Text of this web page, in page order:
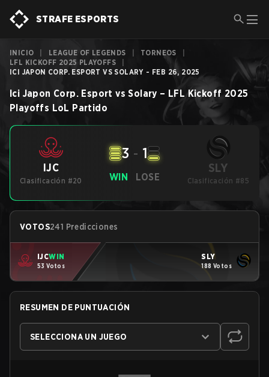
STRAFE ESPORTS
INICIO LEAGUE OF LEGENDS TORNEOS
LFL KICKOFF 2025 PLAYOFFS
ICI JAPON CORP. ESPORT VS SOLARY - FEB 26, 2025
Ici Japon Corp. Esport vs Solary – LFL Kickoff 2025
Playoffs LoL Partido
IJC
Clasificación #20 WIN
3 - 1
LOSE
SLY
Clasificación #85
VOTOS241 Predicciones
IJCWIN
53 Votos
SLY
188 Votos
RESUMEN DE PUNTUACIÓN
SELECCIONA UN JUEGO